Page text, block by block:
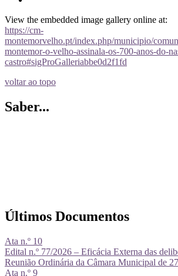
View the embedded image gallery online at:
https://cm-
montemorvelho.pt/index.php/municipio/
montemor-o-velho-assinala-os-700-anos-do-
castro#sigProGalleriabbe0d2f1fd
voltar ao topo
Saber...
Últimos Documentos
Ata n.º 10
Edital n.º 77/2026 – Eficácia Externa das
Reunião Ordinária da Câmara Municipal de
Ata n.º 9